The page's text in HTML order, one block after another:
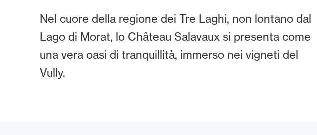
Nel cuore della regione dei Tre Laghi, non lontano dal
Lago di Morat, lo Château Salavaux si presenta come
una vera oasi di tranquillità, immerso nei vigneti del
Vully.